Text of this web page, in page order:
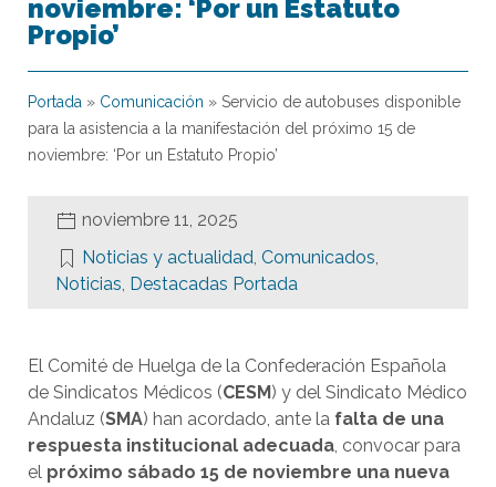
noviembre: ‘Por un Estatuto
Propio’
Portada » Comunicación » Servicio de autobuses disponible
para la asistencia a la manifestación del próximo 15 de
noviembre: ‘Por un Estatuto Propio’
noviembre 11, 2025
Noticias y actualidad, Comunicados,
Noticias, Destacadas Portada
El Comité de Huelga de la Confederación Española
de Sindicatos Médicos (CESM) y del Sindicato Médico
Andaluz (SMA) han acordado, ante la falta de una
respuesta institucional adecuada, convocar para
el próximo sábado 15 de noviembre una nueva